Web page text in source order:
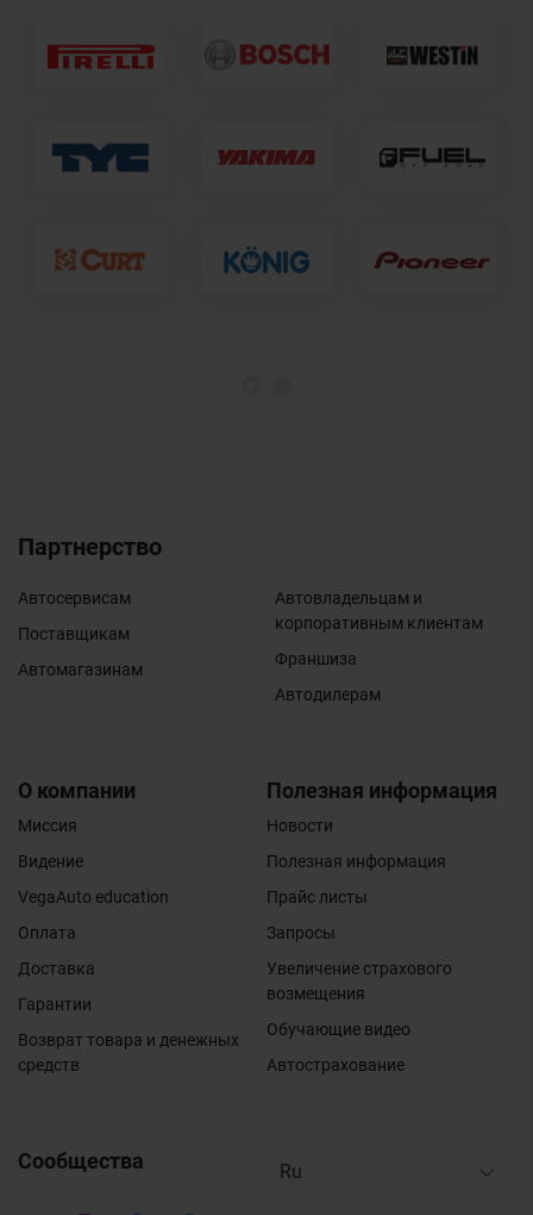
Партнерство
Автосервисам
Поставщикам
Автомагазинам
Автовладельцам и
корпоративным клиентам
Франшиза
Автодилерам
О компании
Миссия
Видение
VegaAuto education
Оплата
Доставка
Гарантии
Возврат товара и денежных
средств
Полезная информация
Новости
Полезная информация
Прайс листы
Запросы
Увеличение страхового
возмещения
Обучающие видео
Автострахование
Сообщества